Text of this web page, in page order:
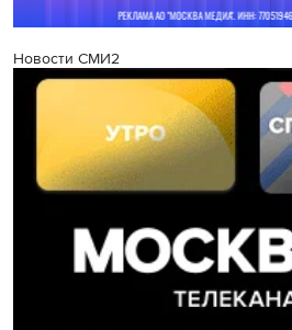
Новости СМИ2